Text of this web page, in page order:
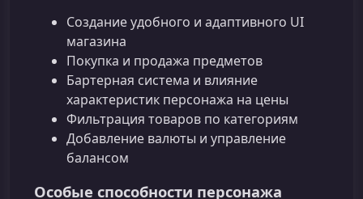
Создание удобного и адаптивного UI
магазина
Покупка и продажа предметов
Бартерная система и влияние
характеристик персонажа на цены
Фильтрация товаров по категориям
Добавление валюты и управление
балансом
Особые способности персонажа